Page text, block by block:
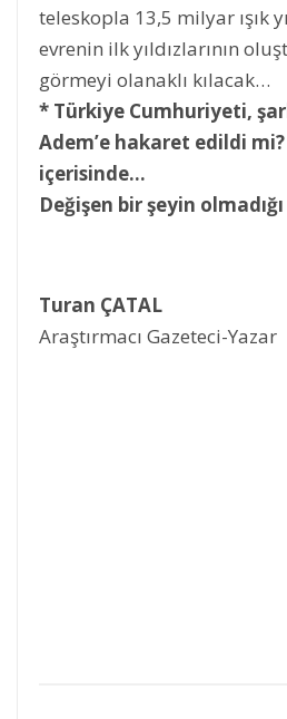
teleskopla 13,5 milyar ışık
evrenin ilk yıldızlarının
görmeyi olanaklı kılacak…
* Türkiye Cumhuriyeti,
Adem’e hakaret edildi
içerisinde…
Değişen bir şeyin
Turan ÇATAL
Araştırmacı Gazeteci-Yazar